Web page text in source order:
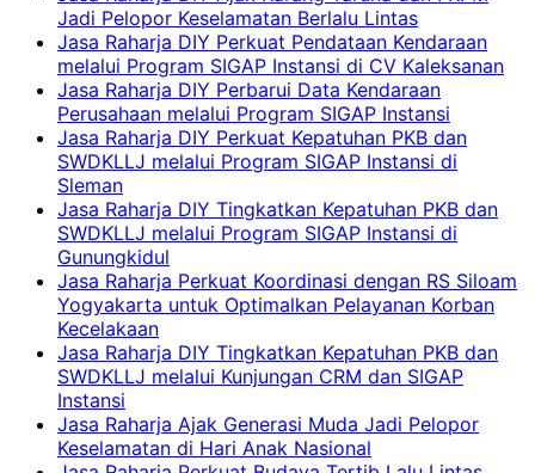
Jadi Pelopor Keselamatan Berlalu Lintas
Jasa Raharja DIY Perkuat Pendataan Kendaraan
melalui Program SIGAP Instansi di CV Kaleksanan
Jasa Raharja DIY Perbarui Data Kendaraan
Perusahaan melalui Program SIGAP Instansi
Jasa Raharja DIY Perkuat Kepatuhan PKB dan
SWDKLLJ melalui Program SIGAP Instansi di
Sleman
Jasa Raharja DIY Tingkatkan Kepatuhan PKB dan
SWDKLLJ melalui Program SIGAP Instansi di
Gunungkidul
Jasa Raharja Perkuat Koordinasi dengan RS Siloam
Yogyakarta untuk Optimalkan Pelayanan Korban
Kecelakaan
Jasa Raharja DIY Tingkatkan Kepatuhan PKB dan
SWDKLLJ melalui Kunjungan CRM dan SIGAP
Instansi
Jasa Raharja Ajak Generasi Muda Jadi Pelopor
Keselamatan di Hari Anak Nasional